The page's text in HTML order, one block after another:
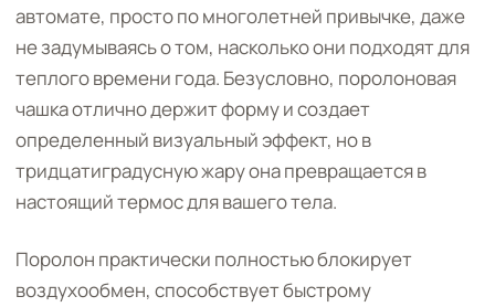
автомате, просто по многолетней привычке, даже
не задумываясь о том, насколько они подходят для
теплого времени года. Безусловно, поролоновая
чашка отлично держит форму и создает
определенный визуальный эффект, но в
тридцатиградусную жару она превращается в
настоящий термос для вашего тела.
Поролон практически полностью блокирует
воздухообмен, способствует быстрому